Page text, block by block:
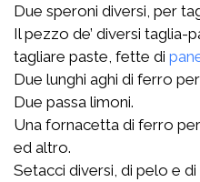
Due speroni diversi, per
Il pezzo de’ diversi taglia-
tagliare paste, fette di
Due lunghi aghi di ferro
Due passa limoni.
Una fornacetta di ferro
ed altro.
Setacci diversi, di pelo e